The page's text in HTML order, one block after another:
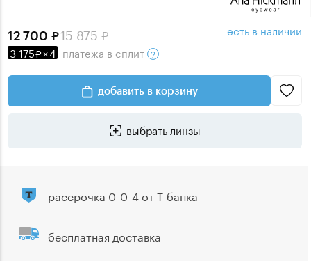
15 875
12 700
3 175 ×4 платежа в сплит
есть в наличии
добавить в корзину
выбрать линзы
рассрочка 0-0-4 от Т-банка
бесплатная доставка